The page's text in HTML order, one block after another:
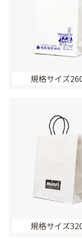
規格サイズ
規格サイズ